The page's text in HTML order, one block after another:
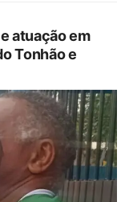
atuação em
Tonhão e